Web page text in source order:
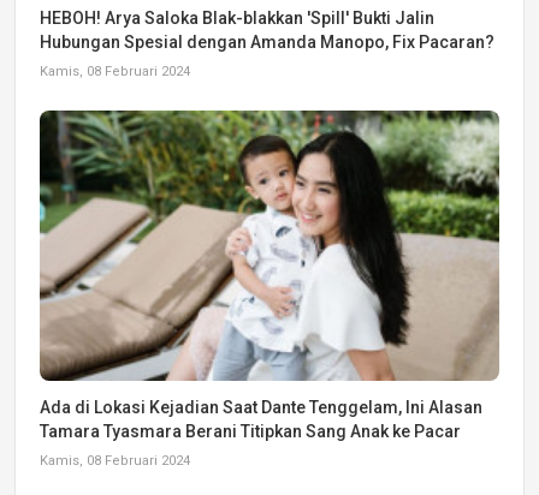
HEBOH! Arya Saloka Blak-blakkan 'Spill' Bukti Jalin
Hubungan Spesial dengan Amanda Manopo, Fix Pacaran?
Kamis, 08 Februari 2024
Ada di Lokasi Kejadian Saat Dante Tenggelam, Ini Alasan
Tamara Tyasmara Berani Titipkan Sang Anak ke Pacar
Kamis, 08 Februari 2024